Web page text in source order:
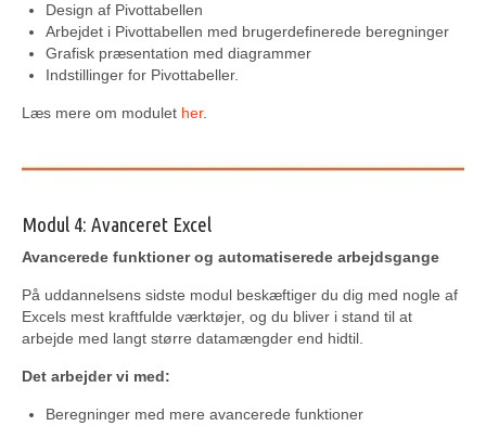
Design af Pivottabellen
Arbejdet i Pivottabellen med brugerdefinerede beregninger
Grafisk præsentation med diagrammer
Indstillinger for Pivottabeller.
Læs mere om modulet her.
Modul 4: Avanceret Excel
Avancerede funktioner og automatiserede arbejdsgange
På uddannelsens sidste modul beskæftiger du dig med nogle af
Excels mest kraftfulde værktøjer, og du bliver i stand til at
arbejde med langt større datamængder end hidtil.
Det arbejder vi med:
Beregninger med mere avancerede funktioner